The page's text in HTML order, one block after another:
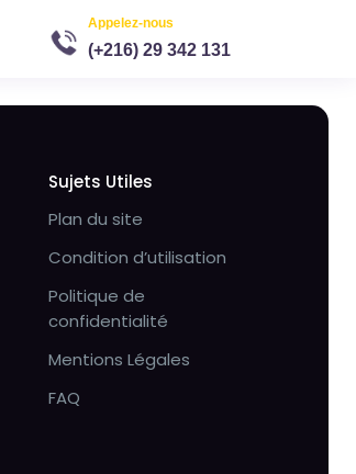
Appelez-nous
(+216) 29 342 131
Sujets Utiles
Plan du site
Condition d’utilisation
Politique de
confidentialité
Mentions Légales
FAQ